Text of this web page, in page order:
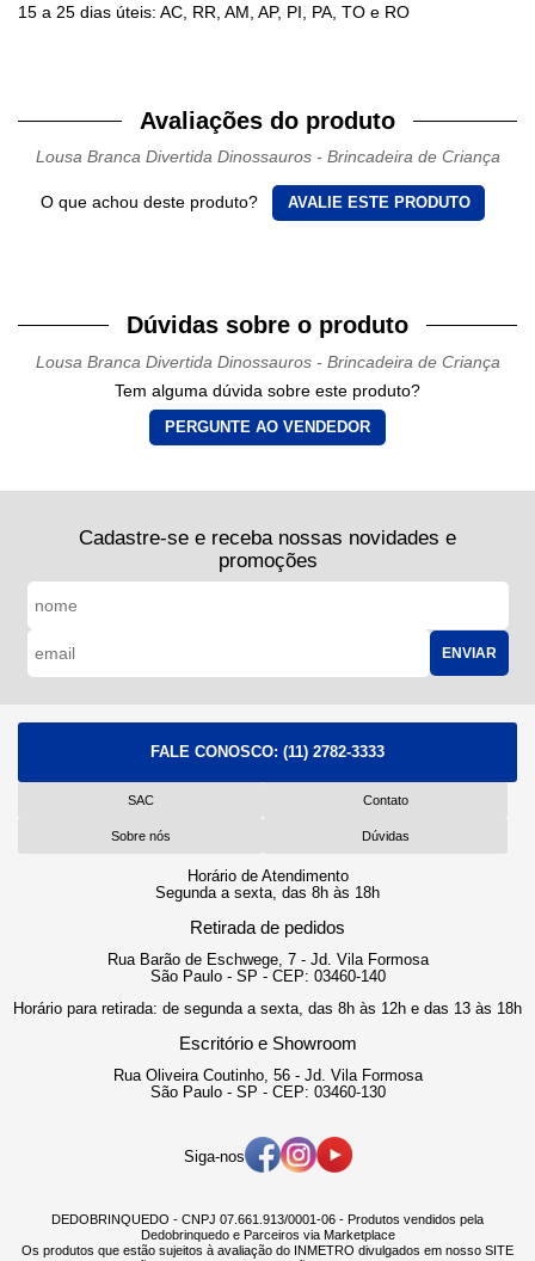
15 a 25 dias úteis: AC, RR, AM, AP, PI, PA, TO e RO
Avaliações do produto
Lousa Branca Divertida Dinossauros - Brincadeira de Criança
O que achou deste produto? AVALIE ESTE PRODUTO
Dúvidas sobre o produto
Lousa Branca Divertida Dinossauros - Brincadeira de Criança
Tem alguma dúvida sobre este produto?
PERGUNTE AO VENDEDOR
Cadastre-se e receba nossas novidades e
promoções
ENVIAR
FALE CONOSCO: (11) 2782-3333
SAC Contato
Sobre nós Dúvidas
Horário de Atendimento
Segunda a sexta, das 8h às 18h
Retirada de pedidos
Rua Barão de Eschwege, 7 - Jd. Vila Formosa
São Paulo - SP - CEP: 03460-140
Horário para retirada: de segunda a sexta, das 8h às 12h e das 13 às 18h
Escritório e Showroom
Rua Oliveira Coutinho, 56 - Jd. Vila Formosa
São Paulo - SP - CEP: 03460-130
Siga-nos
DEDOBRINQUEDO - CNPJ 07.661.913/0001-06 - Produtos vendidos pela
Dedobrinquedo e Parceiros via Marketplace
Os produtos que estão sujeitos à avaliação do INMETRO divulgados em nosso SITE